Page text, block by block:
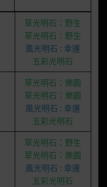
草光明石：野生
草光明石：野生
風光明石 : 幸運
五彩光明石
草光明石：樂園
草光明石：樂園
風光明石 : 幸運
五彩光明石
草光明石：野生
草光明石：樂園
風光明石 : 幸運
五彩光明石